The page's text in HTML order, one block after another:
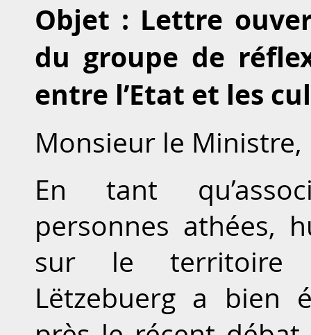
Objet : Lettre
du groupe de
entre l’Etat et les
Monsieur le Ministre,
En tant
personnes athées,
sur le territoire
Lëtzebuerg a bien